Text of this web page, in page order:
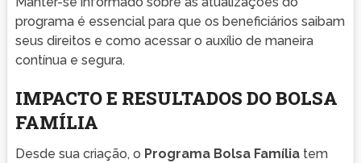
programa é essencial para que os beneficiários saibam
seus direitos e como acessar o auxílio de maneira
contínua e segura.
IMPACTO E RESULTADOS DO BOLSA
FAMÍLIA
Desde sua criação, o Programa Bolsa Famíliatem